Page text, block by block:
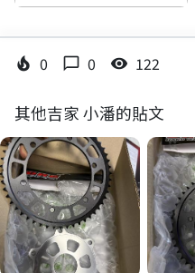
local_fire_department 0 chat_bubble_outline 0 visibility 122
其他吉家 小潘的貼文